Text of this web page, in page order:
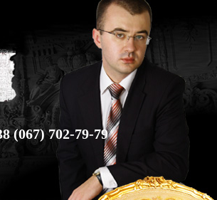
702-79-79